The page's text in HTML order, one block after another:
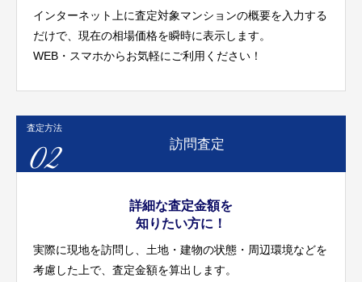
インターネット上に査定対象マンションの概要を入力する
だけで、現在の相場価格を瞬時に表示します。
WEB・スマホからお気軽にご利用ください！
査定方法
02 訪問査定
詳細な査定金額を
知りたい方に！
実際に現地を訪問し、土地・建物の状態・周辺環境などを
考慮した上で、査定金額を算出します。